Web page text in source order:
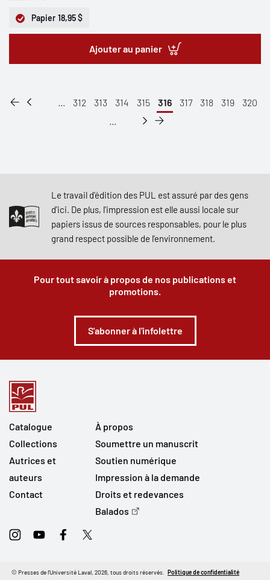
Papier 18,95 $
Ajouter au panier
... 312 313 314 315 316 317 318 319
320
...
Le travail d'édition des PUL est assuré par des gens
d'ici. De plus, l'impression est elle aussi locale sur
papiers issus de sources responsables, pour le plus
grand respect possible de l'environnement.
Pour tout savoir à propos de nos publications et
promotions.
S'abonner à l'infolettre
Catalogue
Collections
Autrices et
auteurs
Contact
À propos
Soumettre un manuscrit
Soutien numérique
Impression à la demande
Droits et redevances
Balados
InstagramYoutubeFacebookTwitter
© Presses de l'Université Laval, 2026, tous droits réservés. Politique de confidentialité